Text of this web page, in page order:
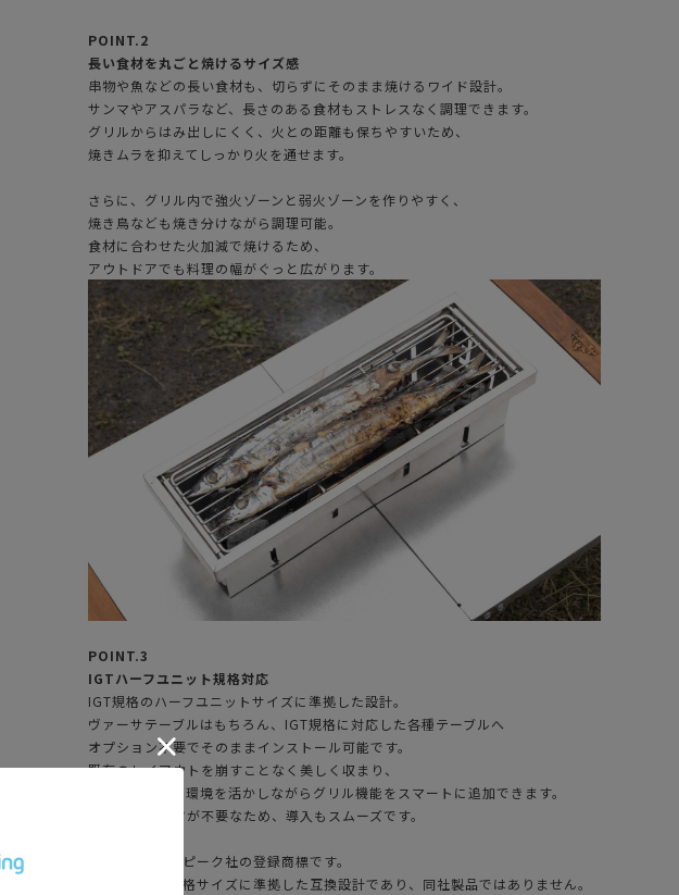
Mt.SUMI マウント
スミChimney
Guard ver.2 / 煙
突ガード ver.2
8,250（税込）
SOTO ソト ミニマ
ルグリル
¥ 6,930 （税込）
MINIMAL WORKS
(ミニマルワーク
ス)V HOUSE L
SET本体 +
ULTALI+ INDIAN
HANGER XL
¥231,000（税込）
POINT.2
長い食材を丸ごと焼けるサイズ感
串物や魚などの長い食材も、切らずにそのまま焼けるワイド設計。
サンマやアスパラなど、長さのある食材もストレスなく調理できます。
グリルからはみ出しにくく、火との距離も保ちやすいため、
焼きムラを抑えてしっかり火を通せます。
さらに、グリル内で強火ゾーンと弱火ゾーンを作りやすく、
焼き鳥なども焼き分けながら調理可能。
食材に合わせた火加減で焼けるため、
アウトドアでも料理の幅がぐっと広がります。
POINT.3
IGTハーフユニット規格対応
IGT規格のハーフユニットサイズに準拠した設計。
ヴァーサテーブルはもちろん、IGT規格に対応した各種テーブルへ
オプション不要でそのままインストール可能です。
既存のレイアウトを崩すことなく美しく収まり、
普段のテーブル環境を活かしながらグリル機能をスマートに追加できます。
買い足しパーツが不要なため、導入もスムーズです。
※IGTはスノーピーク社の登録商標です。
本製品はIGT規格サイズに準拠した互換設計であり、同社製品ではありません。